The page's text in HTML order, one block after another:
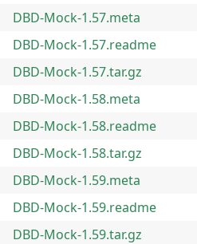
DBD-Mock-1.57.meta
DBD-Mock-1.57.readme
DBD-Mock-1.57.tar.gz
DBD-Mock-1.58.meta
DBD-Mock-1.58.readme
DBD-Mock-1.58.tar.gz
DBD-Mock-1.59.meta
DBD-Mock-1.59.readme
DBD-Mock-1.59.tar.gz